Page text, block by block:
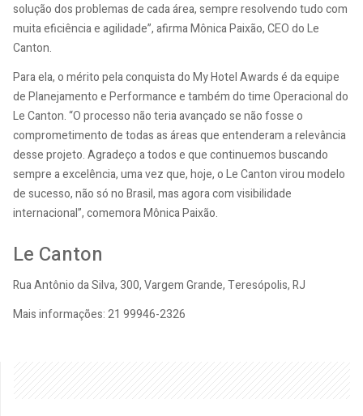
solução dos problemas de cada área, sempre resolvendo tudo com
muita eficiência e agilidade”, afirma Mônica Paixão, CEO do Le
Canton.
Para ela, o mérito pela conquista do My Hotel Awards é da equipe
de Planejamento e Performance e também do time Operacional do
Le Canton. “O processo não teria avançado se não fosse o
comprometimento de todas as áreas que entenderam a relevância
desse projeto. Agradeço a todos e que continuemos buscando
sempre a excelência, uma vez que, hoje, o Le Canton virou modelo
de sucesso, não só no Brasil, mas agora com visibilidade
internacional”, comemora Mônica Paixão.
Le Canton
Rua Antônio da Silva, 300, Vargem Grande, Teresópolis, RJ
Mais informações: 21 99946-2326